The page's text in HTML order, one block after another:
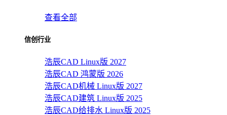
查看全部
信创行业
浩辰CAD Linux版 2027
浩辰CAD 鸿蒙版 2026
浩辰CAD机械 Linux版 2027
浩辰CAD建筑 Linux版 2025
浩辰CAD给排水 Linux版 2025